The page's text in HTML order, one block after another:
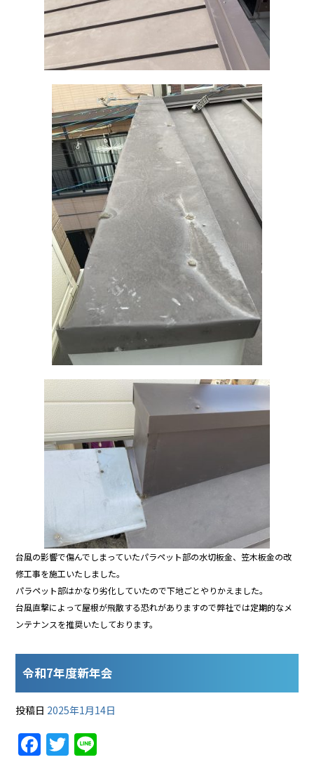
台風の影響で傷んでしまっていたパラペット部の水切板金、笠木板金の改
修工事を施工いたしました。
パラペット部はかなり劣化していたので下地ごとやりかえました。
台風直撃によって屋根が飛散する恐れがありますので弊社では定期的なメ
ンテナンスを推奨いたしております。
令和7年度新年会
投稿日 2025年1月14日
F T